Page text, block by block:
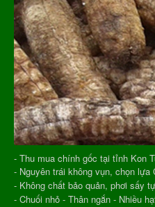
- Thu mua chính gốc tại tỉnh Kon
- Nguyên trái không vụn, chọn lựa
- Không chất bảo quản, phơi sấy
- Chuối nhỏ - Thân ngắn - Nhiều